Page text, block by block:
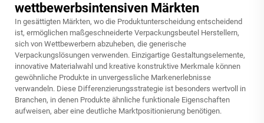
wettbewerbsintensiven Märkten
In gesättigten Märkten, wo die Produktunterscheidung entscheidend
ist, ermöglichen maßgeschneiderte Verpackungsbeutel Herstellern,
sich von Wettbewerbern abzuheben, die generische
Verpackungslösungen verwenden. Einzigartige Gestaltungselemente,
innovative Materialwahl und kreative konstruktive Merkmale können
gewöhnliche Produkte in unvergessliche Markenerlebnisse
verwandeln. Diese Differenzierungsstrategie ist besonders wertvoll in
Branchen, in denen Produkte ähnliche funktionale Eigenschaften
aufweisen, aber eine deutliche Marktpositionierung benötigen.